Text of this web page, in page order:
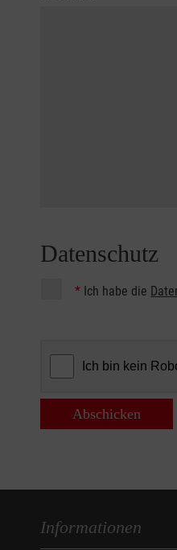
Datenschutz
* Ich habe die
Abschicken
Informationen